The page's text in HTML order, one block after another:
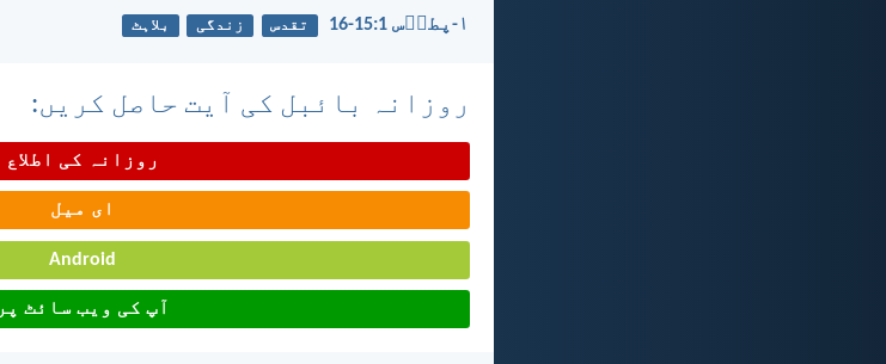
۱-پطرؔس 1:‏15-‏16 تقدس زندگی بلاہٹ
روزانہ بائبل کی آیت حاصل کریں:
روزانہ کی اطلاع
ای میل
Android
آپ کی ویب سائٹ پر